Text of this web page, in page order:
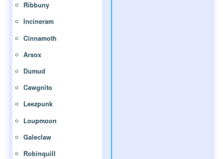
Ribbuny
Incineram
Cinnamoth
Arsox
Dumud
Cawgnito
Leezpunk
Loupmoon
Galeclaw
Robinquill